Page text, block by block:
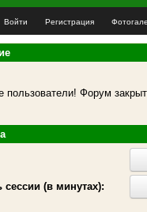
Войти Регистрация
пользователи! Форум
(в минутах):